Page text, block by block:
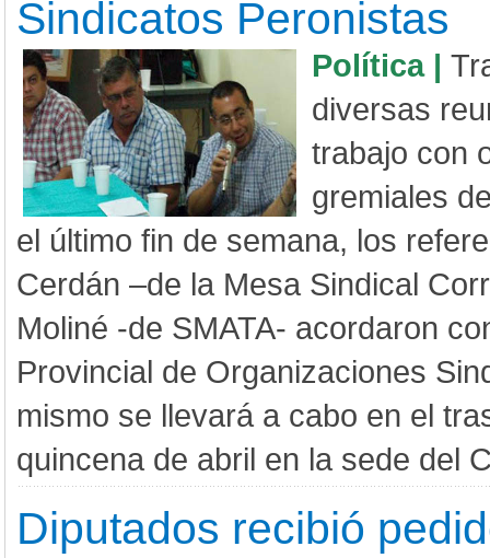
Sindicatos Peronistas
Política |
diversas
trabajo con
gremiales
el último fin de semana, los
Cerdán –de la Mesa Sindical
Moliné -de SMATA- acordaron
Provincial de Organizaciones
mismo se llevará a cabo en el
quincena de abril en la sede del
Diputados recibió